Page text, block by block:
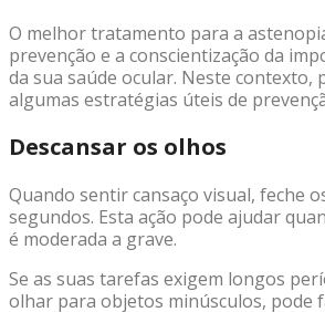
O melhor tratamento para a
prevenção e a conscientização da
da sua saúde ocular. Neste contexto,
algumas estratégias úteis de
Descansar os olhos
Quando sentir cansaço visual, feche
segundos. Esta ação pode ajudar
é moderada a grave.
Se as suas tarefas exigem longos
olhar para objetos minúsculos, pode